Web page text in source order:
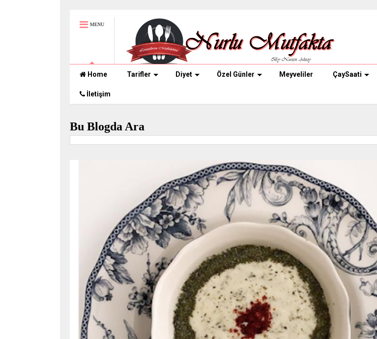
MENU
Home Tarifler Diyet Özel Günler Meyveliler ÇaySaati
İletişim
Bu Blogda Ara